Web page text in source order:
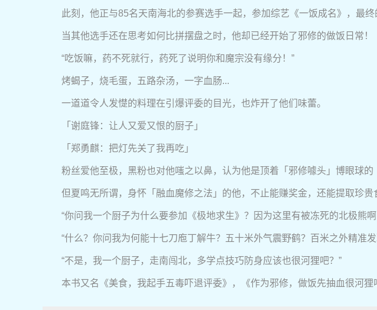
此刻，他正与85名天南海北的参赛选手一起，参加综艺《一饭成名》，最
当其他选手还在思考如何比拼摆盘之时，他却已经开始了邪修的做饭日常！
“吃饭嘛，药不死就行，药死了说明你和魔宗没有缘分！”
烤蝎子，烧毛蛋，五路杂汤，一字血肠...
一道道令人发憷的料理在引爆评委的目光，也炸开了他们味蕾。
「谢庭锋：让人又爱又恨的厨子」
「郑勇麒：把灯先关了我再吃」
粉丝爱他至极，黑粉也对他嗤之以鼻，认为他是顶着「邪修噱头」博眼球的
但夏鸣无所谓，身怀「融血魔修之法」的他，不止能赚奖金，还能提取珍
“你问我一个厨子为什么要参加《极地求生》？因为这里有被冻死的北极熊啊
“什么？你问我为何能十七刀庖丁解牛？五十米外气震野鹤？百米之外精准
“不是，我一个厨子，走南闯北，多学点技巧防身应该也很河狸吧？”
本书又名《美食，我起手五毒吓退评委》，《作为邪修，做饭先抽血很河狸